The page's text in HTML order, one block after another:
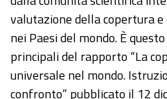
valutazione della copertura
nei Paesi del mondo. È
principali del rapporto “La
universale nel mondo.
confronto” pubblicato il 12